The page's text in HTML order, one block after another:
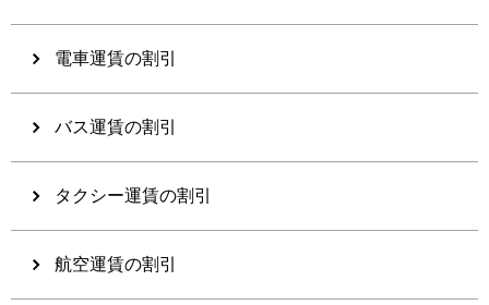
電車運賃の割引
バス運賃の割引
タクシー運賃の割引
航空運賃の割引